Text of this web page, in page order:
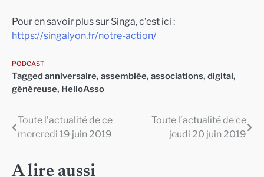
Pour en savoir plus sur Singa, c’est ici :
https://singalyon.fr/notre-action/
PODCAST
Tagged anniversaire, assemblée, associations, digital,
généreuse, HelloAsso
Navigation
l’article
Toute l’actualité de ce
mercredi 19 juin 2019
Toute l’actualité de ce
jeudi 20 juin 2019
A lire aussi